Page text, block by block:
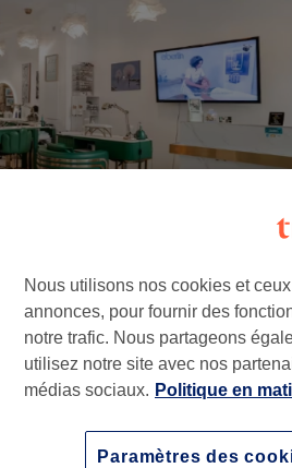
06300
30 minMa
Nous utilisons nos cookies et
annonces, pour fournir des
notre trafic. Nous partageons
utilisez notre site avec nos
médias sociaux. Politique en
Paramètres des